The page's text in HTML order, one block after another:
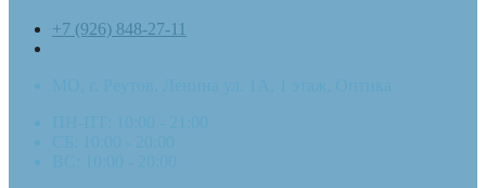
+7 (926) 848-27-11